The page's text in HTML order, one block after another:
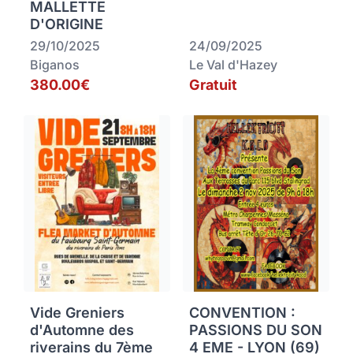
MALLETTE
D'ORIGINE
29/10/2025
Biganos
380.00€
24/09/2025
Le Val d'Hazey
Gratuit
Vide Greniers
d'Automne des
riverains du 7ème
CONVENTION :
PASSIONS DU SON
4 EME - LYON (69)